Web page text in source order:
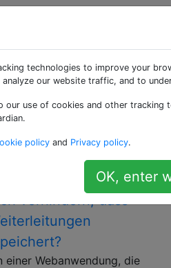
des Internetverkehrs zu
einem anderen Pfad sein.
einer Webanwendung, die
technologies to improve your
our website traffic, and to
our use of cookies and other
policy and Privacy policy.
OK, enter